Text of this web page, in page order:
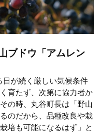
ブドウ「アムレン
が続く厳しい気候条件
育たず、次第に協力者か
の時、丸谷町長は「野山
のだから、品種改良や栽
培も可能になるはず」と